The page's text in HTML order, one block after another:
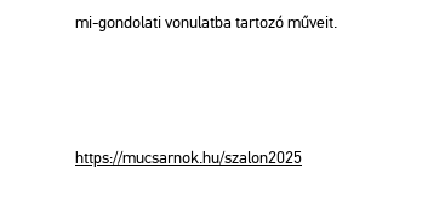
mi-gon­do­la­ti vo­nu­lat­ba tar­to­zó mű­ve­it.
https://​mu­csar­nok.​hu/​sza­lon2025